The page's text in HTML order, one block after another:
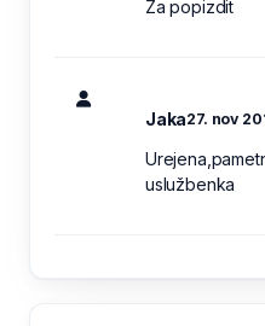
Za popizdit
Jaka27. nov
uslužbenka